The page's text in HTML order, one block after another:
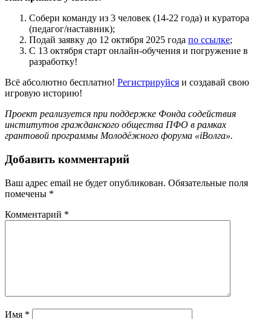
Собери команду из 3 человек (14-22 года) и куратора
(педагог/наставник);
Подай заявку до 12 октября 2025 года по ссылке;
С 13 октября старт онлайн-обучения и погружение в
разработку!
Всё абсолютно бесплатно! Регистрируйся и создавай свою
игровую историю!
Проект реализуется при поддержке Фонда содействия
институтов гражданского общества ПФО в рамках
грантовой программы Молодёжного форума «iВолга».
Добавить комментарий
Ваш адрес email не будет опубликован. Обязательные поля
помечены *
Комментарий *
Имя *